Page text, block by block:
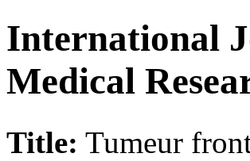
International
Medical
Title: Tumeur